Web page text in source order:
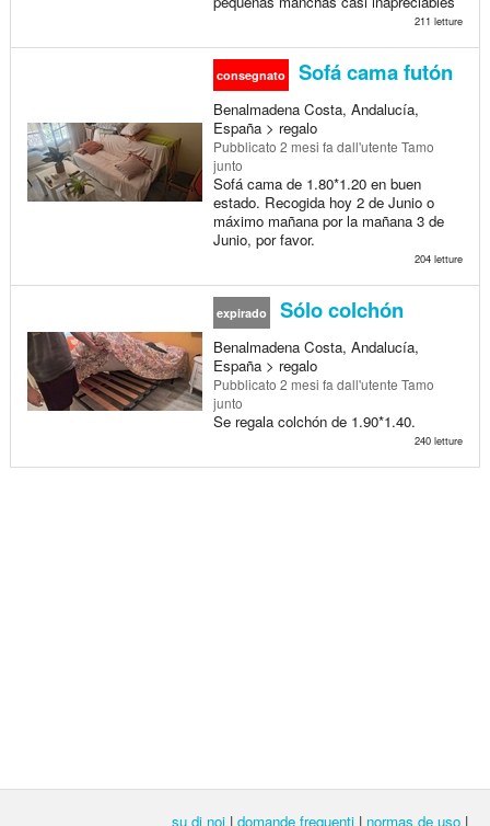
211 letture
consegnato Sofá cama futón
Benalmadena Costa, Andalucía,
España > regalo
Pubblicato 2 mesi fa dall'utente Tamo
junto
Sofá cama de 1.80*1.20 en buen
estado. Recogida hoy 2 de Junio o
máximo mañana por la mañana 3 de
Junio, por favor.
204 letture
expirado Sólo colchón
Benalmadena Costa, Andalucía,
España > regalo
Pubblicato 2 mesi fa dall'utente Tamo
junto
Se regala colchón de 1.90*1.40.
240 letture
su di noi | domande frequenti | normas de uso |